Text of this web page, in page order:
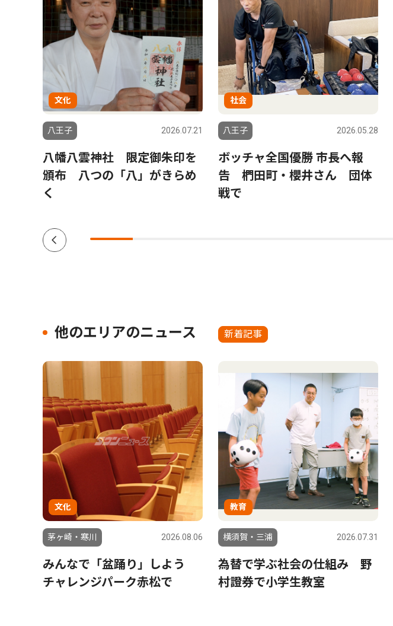
文化
八王子 2026.07.21
八幡八雲神社 限定御朱印を
頒布 八つの「八」がきらめ
く
社会
八王子 2026.05.28
ボッチャ全国優勝 市長へ報
告 椚田町・櫻井さん 団体
戦で
他のエリアのニュース 新着記事
文化
茅ヶ崎・寒川 2026.08.06
みんなで「盆踊り」しよう
チャレンジパーク赤松で
教育
横須賀・三浦 2026.07.31
為替で学ぶ社会の仕組み 野
村證券で小学生教室